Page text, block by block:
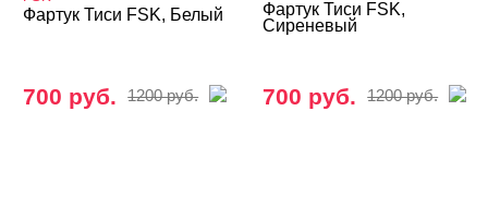
Фартук Тиси FSK, Белый
700 руб. 1200 руб.
Фартук Тиси FSK,
Сиреневый
700 руб. 1200 руб.